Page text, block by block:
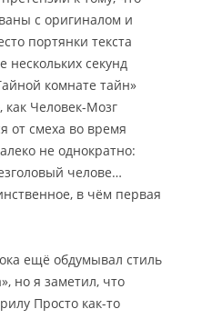
с оригиналом и
портянки текста
нескольких секунд
комнате тайн»
Человек-Мозг
от смеха во время
не однократно:
челове…
в чём первая
ещё обдумывал стиль
но я заметил, что
Просто как-то